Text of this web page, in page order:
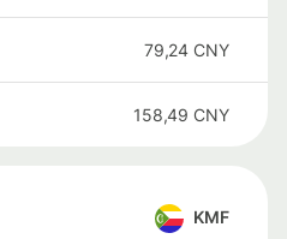
79,24 CNY
158,49 CNY
KMF